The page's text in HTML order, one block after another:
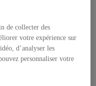
Yves Gingras
de collecter des
votre expérience sur
d’analyser les
personnaliser votre